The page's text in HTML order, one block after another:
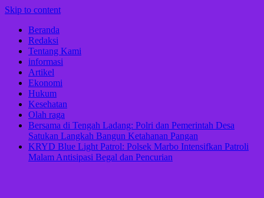
Skip to content
Beranda
Redaksi
Tentang Kami
informasi
Artikel
Ekonomi
Hukum
Kesehatan
Olah raga
Bersama di Tengah Ladang: Polri dan Pemerintah Desa
Satukan Langkah Bangun Ketahanan Pangan
KRYD Blue Light Patrol: Polsek Marbo Intensifkan Patroli
Malam Antisipasi Begal dan Pencurian